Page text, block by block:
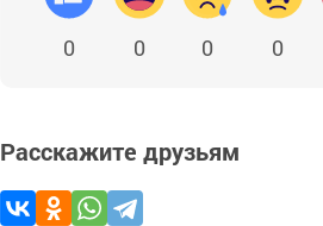
0 0 0 0
Расскажите друзьям